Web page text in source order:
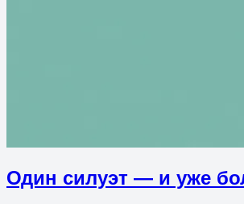
Один силуэт — и уже